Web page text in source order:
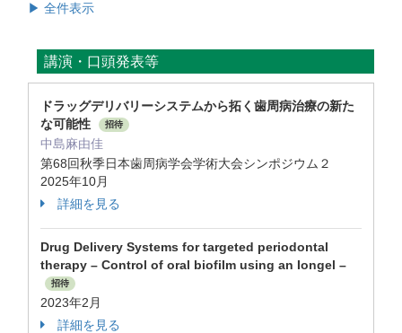
▶ 全件表示
講演・口頭発表等
ドラッグデリバリーシステムから拓く歯周病治療の新た
な可能性
招待
中島麻由佳
第68回秋季日本歯周病学会学術大会シンポジウム２
2025年10月
詳細を見る
Drug Delivery Systems for targeted periodontal
therapy – Control of oral biofilm using an Iongel –
招待
2023年2月
詳細を見る